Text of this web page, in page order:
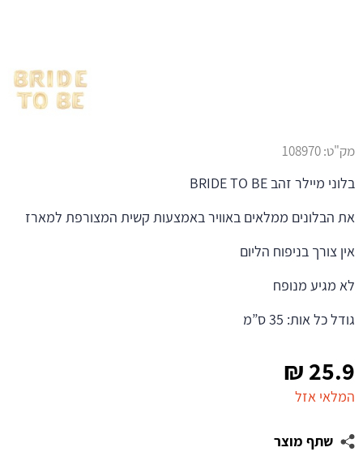
25.9
₪
המלאי אזל
שתף מוצר
מק"ט:108970
בלוני מיילר זהב BRIDE TO BE
את הבלונים ממלאים באוויר באמצעות קשית המצורפת למארז
אין צורך בניפוח הליום
לא מגיע מנופח
גודל כל אות: 35 ס”מ